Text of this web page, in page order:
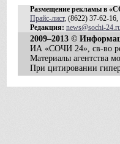
Размещение рекламы в
Прайс-лист, (8622) 37-62-16,
Редакция: news@sochi-
2009–2013 ©
ИА «СОЧИ 24», св-во
Материалы агентства
При цитировании